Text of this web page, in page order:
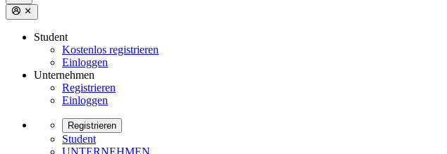
Student
Kostenlos registrieren
Einloggen
Unternehmen
Registrieren
Einloggen
Registrieren
Student
UNTERNEHMEN